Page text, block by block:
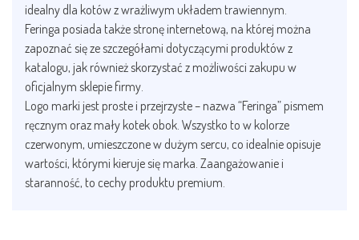
idealny dla kotów z wrażliwym układem trawiennym.
Feringa posiada także stronę internetową, na której można
zapoznać się ze szczegółami dotyczącymi produktów z
katalogu, jak również skorzystać z możliwości zakupu w
oficjalnym sklepie firmy.
Logo marki jest proste i przejrzyste – nazwa “Feringa” pismem
ręcznym oraz mały kotek obok. Wszystko to w kolorze
czerwonym, umieszczone w dużym sercu, co idealnie opisuje
wartości, którymi kieruje się marka. Zaangażowanie i
staranność, to cechy produktu premium.